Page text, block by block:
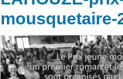
mousquetaire-